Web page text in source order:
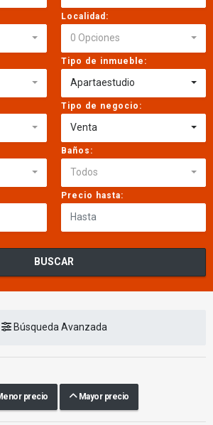
Localidad:
0 Opciones
Tipo de inmueble:
Apartaestudio
Tipo de negocio:
Venta
Baños:
Todos
Precio hasta:
BUSCAR
Búsqueda Avanzada
precio Mayor precio